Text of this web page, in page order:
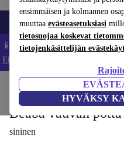
ensimmäisen ja kolmannen
muuttaa evästeasetuksiasi
tietosuojaa koskevat
tietojenkäsittelijän
HYVÄKSY
Matkapuhelimet ja älypuhelimet
📱 Säästä 5 % LISÄÄ
Ehdot ja säännöt
Potat ja pesut
Béaba vauvan potta
sininen